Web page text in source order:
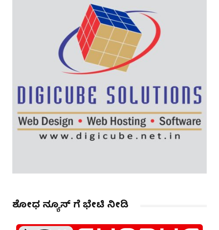
ಶೋಧ ನ್ಯೂಸ್ ಗೆ ಭೇಟಿ ನೀಡಿ